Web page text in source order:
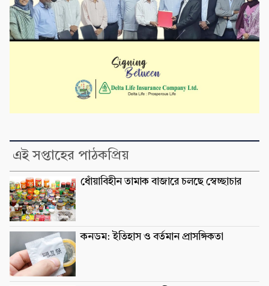
এই সপ্তাহের পাঠকপ্রিয়
ধোঁয়াবিহীন তামাক বাজারে চলছে স্বেচ্ছাচার
কনডম: ইতিহাস ও বর্তমান প্রাসঙ্গিকতা